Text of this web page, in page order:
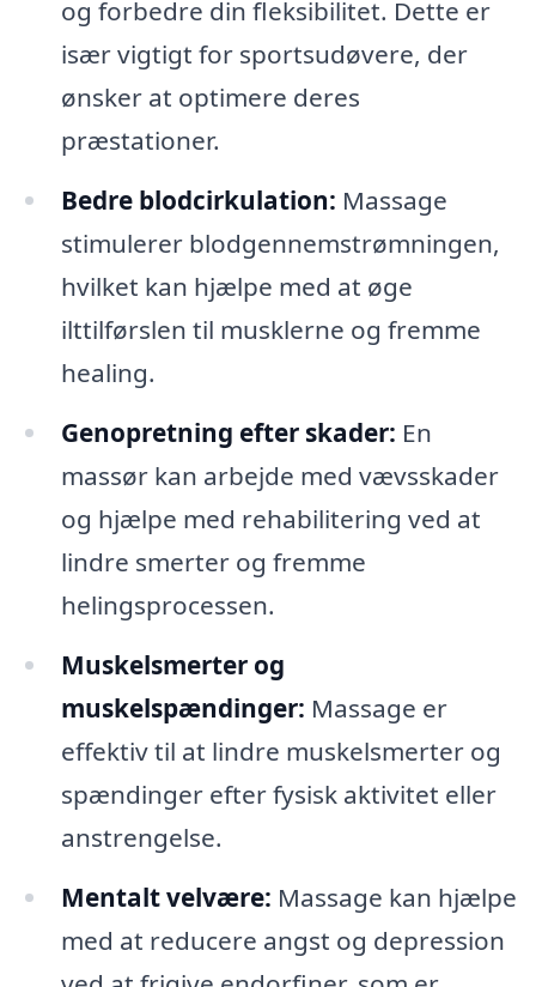
og forbedre din fleksibilitet. Dette er
især vigtigt for sportsudøvere, der
ønsker at optimere deres
præstationer.
Bedre blodcirkulation: Massage
stimulerer blodgennemstrømningen,
hvilket kan hjælpe med at øge
ilttilførslen til musklerne og fremme
healing.
Genopretning efter skader: En
massør kan arbejde med vævsskader
og hjælpe med rehabilitering ved at
lindre smerter og fremme
helingsprocessen.
Muskelsmerter og
muskelspændinger: Massage er
effektiv til at lindre muskelsmerter og
spændinger efter fysisk aktivitet eller
anstrengelse.
Mentalt velvære: Massage kan hjælpe
med at reducere angst og depression